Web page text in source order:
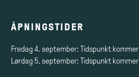
ÅPNINGSTIDER
Fredag 4. september: Tidspunkt kommer
Lørdag 5. september: Tidspunkt kommer